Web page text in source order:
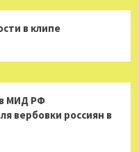
в клипе
МИД РФ
вербовки россиян в